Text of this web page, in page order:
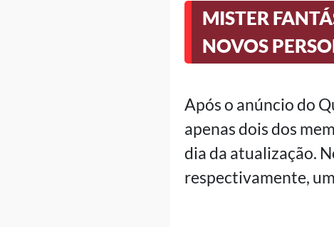
MISTER
NOVOS
Após o anúncio do
apenas dois dos
dia da atualização.
respectivamente,